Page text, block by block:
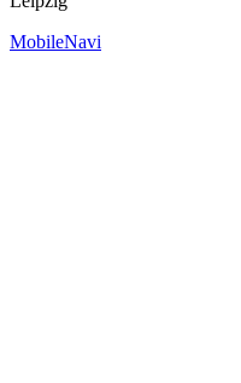
MobileNavi